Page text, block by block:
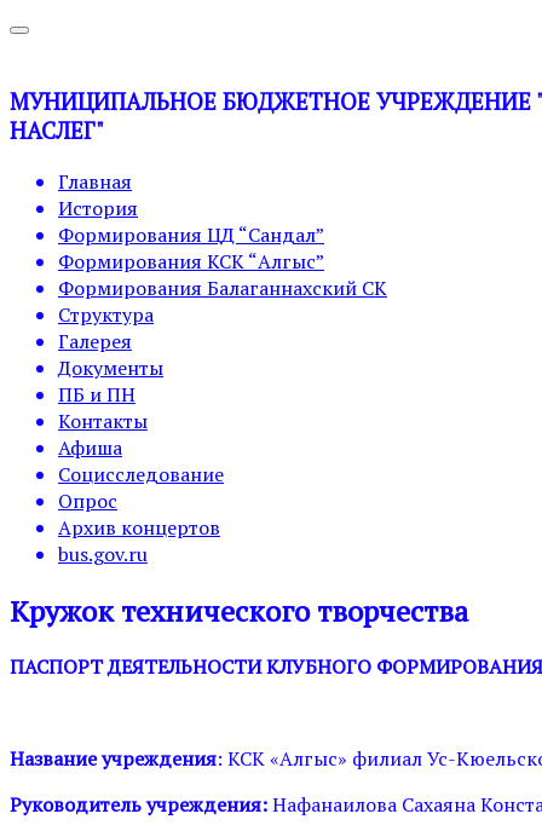
МУНИЦИПАЛЬНОЕ БЮДЖЕТНОЕ УЧРЕЖДЕНИЕ
НАСЛЕГ"
Главная
История
Формирования ЦД “Сандал”
Формирования КСК “Алгыс”
Формирования Балаганнахский СК
Структура
Галерея
Документы
ПБ и ПН
Контакты
Афиша
Социсследование
Опрос
Архив концертов
bus.gov.ru
Кружок технического творчества
ПАСПОРТ ДЕЯТЕЛЬНОСТИ КЛУБНОГО ФОРМИРОВАНИЯ
Название учреждения: КСК «Алгыс» филиал Ус-
Руководитель учреждения:Нафанаилова Сахаяна